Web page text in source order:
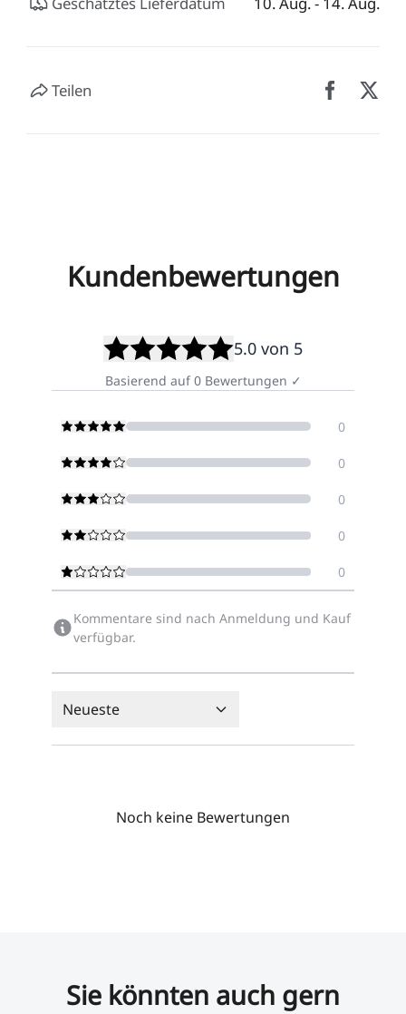
Teilen
Kundenbewertungen
5.0 von 5
Basierend auf 0 Bewertungen ✓
0
0
0
0
0
Kommentare sind nach Anmeldung und Kauf
verfügbar.
Neueste
Noch keine Bewertungen
Sie könnten auch gern